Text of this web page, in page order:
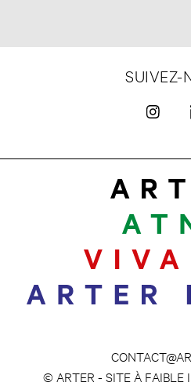
SUIVEZ-
© ARTER - SITE À FAIBLE